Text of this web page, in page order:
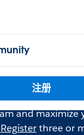
注册
and maximize
Registerthree or